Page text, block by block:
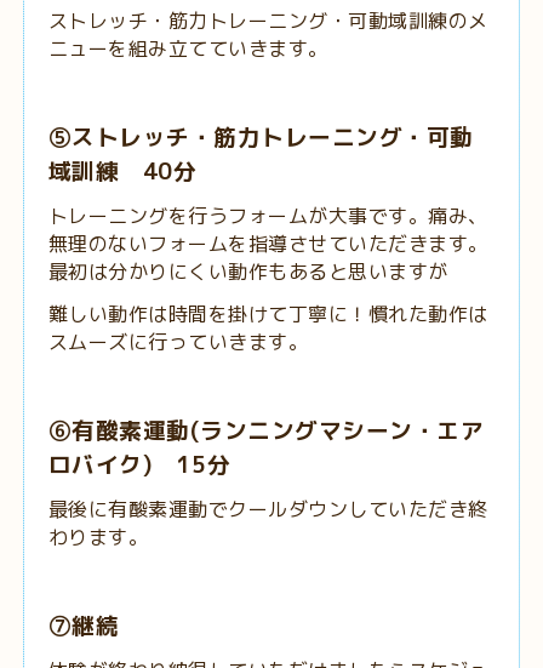
ストレッチ・筋力トレーニング・可動域訓練のメ
ニューを組み立てていきます。
⑤ストレッチ・筋力トレーニング・可動
域訓練 40分
トレーニングを行うフォームが大事です。痛み、
無理のないフォームを指導させていただきます。
最初は分かりにくい動作もあると思いますが
難しい動作は時間を掛けて丁寧に！慣れた動作は
スムーズに行っていきます。
⑥有酸素運動(ランニングマシーン・エア
ロバイク) 15分
最後に有酸素運動でクールダウンしていただき終
わります。
⑦継続